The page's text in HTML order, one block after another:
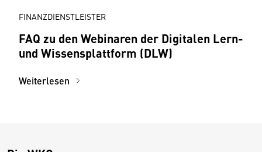
FINANZDIENSTLEISTER
FAQ zu den Webinaren der Digitalen Lern-
und Wissensplattform (DLW)
Weiterlesen